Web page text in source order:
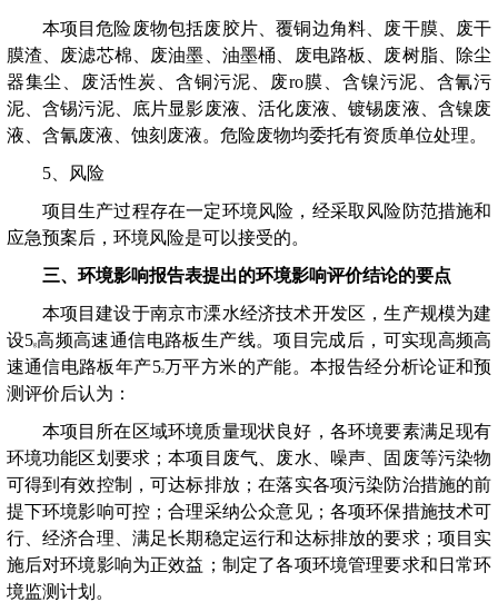
本项目危险废物包括废胶片 、覆铜边角料
废干膜、废干
膜渣、废滤芯棉、废油墨、油墨桶、废电路板、废树脂、除尘
器集尘、废活性炭、含铜污泥、废ro膜、含镍污泥、含氰污
泥、含锡污泥、底片显影废液、活化废液、镀锡废液、含镍废
液、含氰废液、蚀刻废液。危险废物均委托有资质单位处理。
5、
风险
项目生产过程存在一定环境风险，经采取风险防范措施和
应急预案后，环境风险是可以接受的。
三、环境影响报告表提出的环境影响评价结论的要点
本项目建设于南京市溧水经济技术开发区 ，生产规模为建
设5g高频高速通信电路板生产线。项目完成后，可实现高频高
速通信电路板年产52万平方米的产能。本报告经分析论证和预
测评价后认为：
本项目所在区域环境质量现状良好，各环境要素满足现有
环境功能区划要求；本项目废气、废水、噪声、固废等污染物
可得到有效控制，可达标排放；在落实各项污染防治措施的前
提下环境影响可控；合理采纳公众意见；各项环保措施技术可
行、经济合理、满足长期稳定运行和达标排放的要求；项目实
施后对环境影响为正效益；制定了各项环境管理要求和日常环
境监测计划。